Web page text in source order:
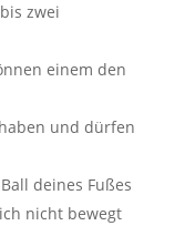
zwei
einem den
und dürfen
deines Fußes
nicht bewegt